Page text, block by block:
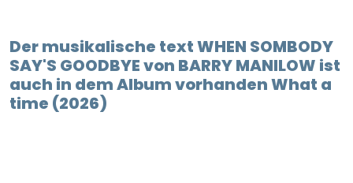
Der musikalische text WHEN SOMBODY
SAY'S GOODBYE von BARRY MANILOW ist
auch in dem Album vorhanden What a
time (2026)